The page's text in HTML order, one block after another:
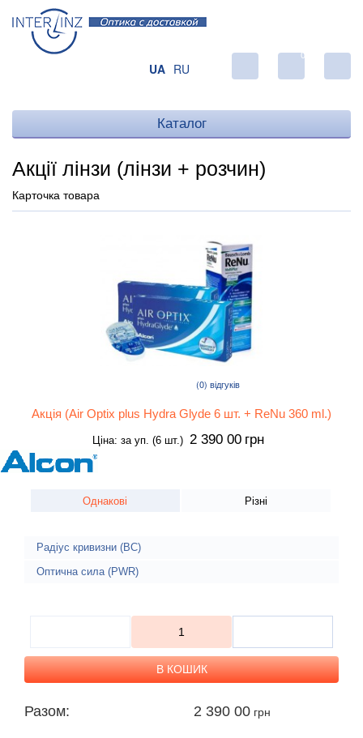
UA RU
0
Каталог
Акції лінзи (лінзи + розчин)
Карточка товара
(0) відгуків
Акція (Air Optix plus Hydra Glyde 6 шт. + ReNu 360 ml.)
Ціна: за уп. (6 шт.) 2 390 00 грн
Однакові Різні
Радіус кривизни (BC)
Оптична сила (PWR)
Разом: 2 390 00грн